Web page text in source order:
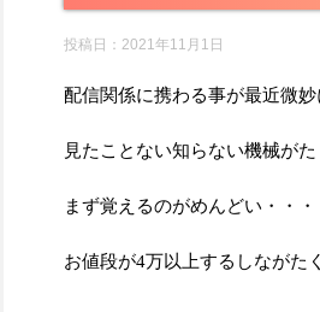
投稿日： 2021年11月1日
配信関係に携わる事が最近微妙
見たことない知らない機械が
まず覚えるのがめんどい・・・
お値段が4万以上するしながた